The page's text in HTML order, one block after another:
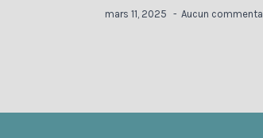
mars 11, 2025 Aucun